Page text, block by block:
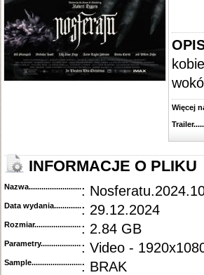
Więcej
INFORMACJE O PLIKU
Nazwa.............................................
:
Data wydania......................................
: 29.12.2024
Rozmiar...........................................
: 2.84 GB
Parametry.........................................
: Video -
Sample............................................
: BRAK